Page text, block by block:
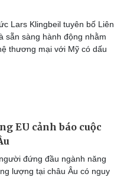
Lars Klingbeil tuyên bố Liên
sẵn sàng hành động nhằm
thương mại với Mỹ có dấu
EU cảnh báo cuộc
đứng đầu ngành năng
lượng tại châu Âu có nguy